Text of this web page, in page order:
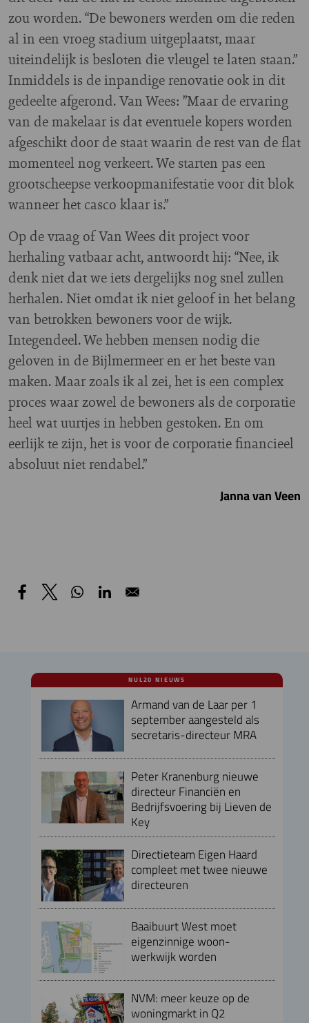
zou worden. “De bewoners werden om die reden
al in een vroeg stadium uitgeplaatst, maar
uiteindelijk is besloten die vleugel te laten staan.”
Inmiddels is de inpandige renovatie ook in dit
gedeelte afgerond. Van Wees: ”Maar de ervaring
van de makelaar is dat eventuele kopers worden
afgeschikt door de staat waarin de rest van de flat
momenteel nog verkeert. We starten pas een
grootscheepse verkoopmanifestatie voor dit blok
wanneer het casco klaar is.”
Op de vraag of Van Wees dit project voor
herhaling vatbaar acht, antwoordt hij: “Nee, ik
denk niet dat we iets dergelijks nog snel zullen
herhalen. Niet omdat ik niet geloof in het belang
van betrokken bewoners voor de wijk.
Integendeel. We hebben mensen nodig die
geloven in de Bijlmermeer en er het beste van
maken. Maar zoals ik al zei, het is een complex
proces waar zowel de bewoners als de corporatie
heel wat uurtjes in hebben gestoken. En om
eerlijk te zijn, het is voor de corporatie financieel
absoluut niet rendabel.”
Janna van Veen
NUL20 NIEUWS
Armand van de Laar per 1
september aangesteld als
secretaris-directeur MRA
Peter Kranenburg nieuwe
directeur Financiën en
Bedrijfsvoering bij Lieven de
Key
Directieteam Eigen Haard
compleet met twee nieuwe
directeuren
Baaibuurt West moet
eigenzinnige woon-
werkwijk worden
NVM: meer keuze op de
woningmarkt in Q2